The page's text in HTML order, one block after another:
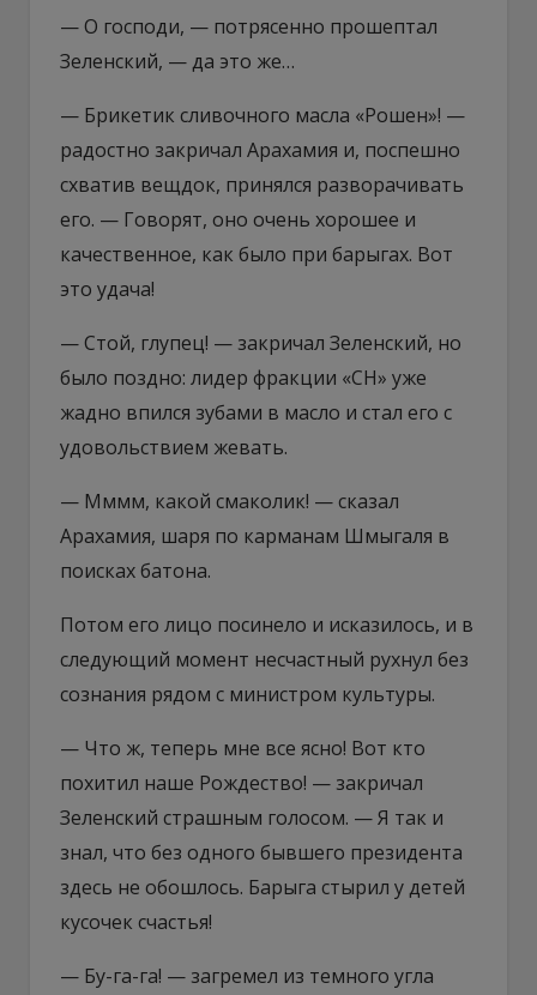
— О господи, — потрясенно прошептал
Зеленский, — да это же…
— Брикетик сливочного масла «Рошен»! —
радостно закричал Арахамия и, поспешно
схватив вещдок, принялся разворачивать
его. — Говорят, оно очень хорошее и
качественное, как было при барыгах. Вот
это удача!
— Стой, глупец! — закричал Зеленский, но
было поздно: лидер фракции «СН» уже
жадно впился зубами в масло и стал его с
удовольствием жевать.
— Мммм, какой смаколик! — сказал
Арахамия, шаря по карманам Шмыгаля в
поисках батона.
Потом его лицо посинело и исказилось, и в
следующий момент несчастный рухнул без
сознания рядом с министром культуры.
— Что ж, теперь мне все ясно! Вот кто
похитил наше Рождество! — закричал
Зеленский страшным голосом. — Я так и
знал, что без одного бывшего президента
здесь не обошлось. Барыга стырил у детей
кусочек счастья!
— Бу-га-га! — загремел из темного угла